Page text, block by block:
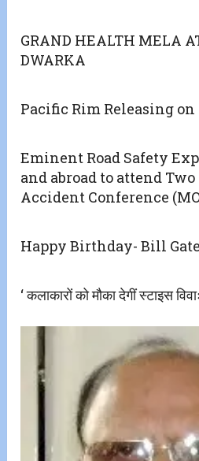
GRAND HEALTH MELA
DWARKA
Pacific Rim Releasing
Eminent Road Safety
and abroad to attend
Accident Conference
Happy Birthday- Bill
‘ कलाकारों को मौका देगीं स्टाइस